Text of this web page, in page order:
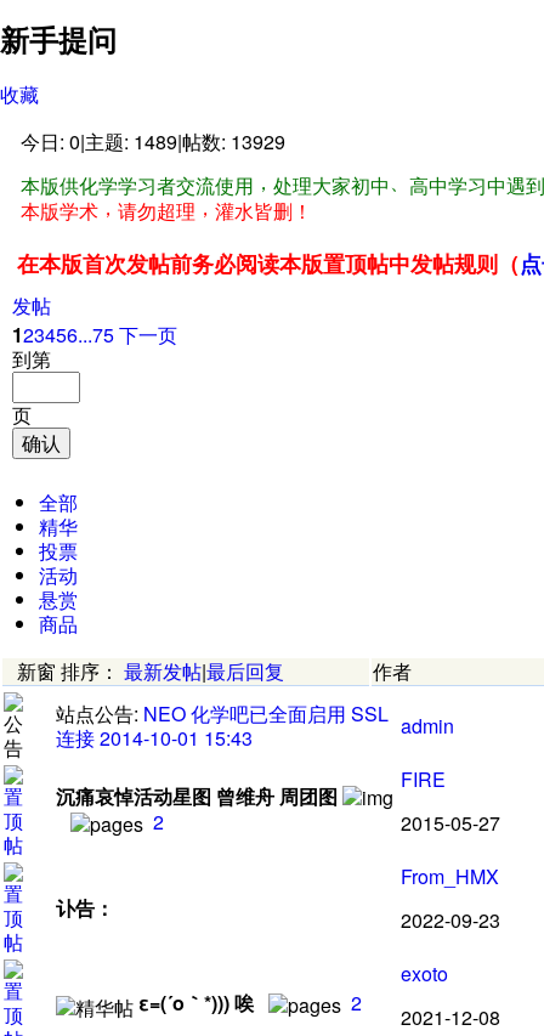
新手提问
收藏
今日: 0|主题: 1489|帖数: 13929
本版供化学学习者交流使用 ， 处理大家初中
高中学习中遇
本版学术 ， 请勿超理 ， 灌水皆删 ！
在本版首次发帖前务必阅读本版置顶帖中发帖规则 （
发帖
123456...75下一页
到第
页
确认
全部
精华
投票
活动
悬赏
商品
新窗 排序 ： 最新发帖|最后回复
作者
站点公告: NEO 化学吧已全面启用 SSL
连接2014-10-01 15:43 admin
沉痛哀悼活动星图 曾维舟 周团图
2
FIRE
2015-05-27
讣告 ：
From_HMX
2022-09-23
ε=(´ο｀*)))唉 2
exoto
2021-12-08